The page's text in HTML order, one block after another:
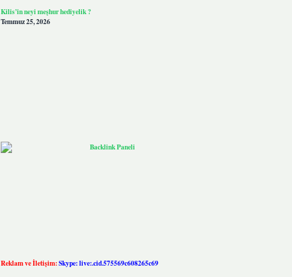
Kilis’in neyi meşhur hediyelik ?
Temmuz 25, 2026
Reklam ve İletişim:Skype: live:.cid.575569c608265c69